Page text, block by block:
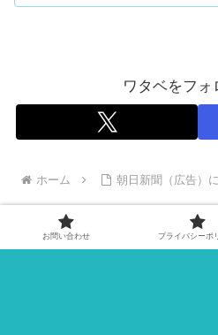
ワタベをフォ
ホーム 朝日新聞（広告）
お問い合わせ プライバシーポ